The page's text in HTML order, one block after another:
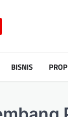
BISNIS